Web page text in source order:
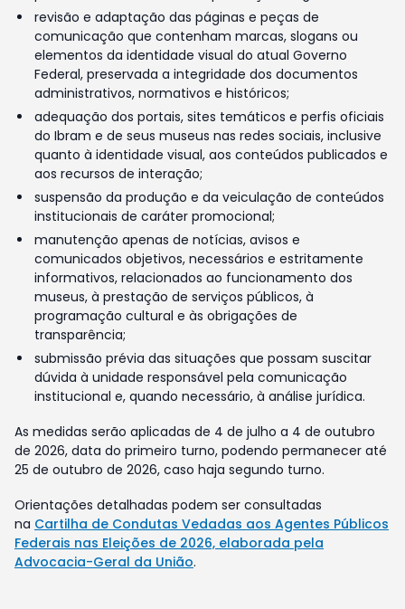
revisão e adaptação das páginas e peças de
comunicação que contenham marcas, slogans ou
elementos da identidade visual do atual Governo
Federal, preservada a integridade dos documentos
administrativos, normativos e históricos;
adequação dos portais, sites temáticos e perfis oficiais
do Ibram e de seus museus nas redes sociais, inclusive
quanto à identidade visual, aos conteúdos publicados e
aos recursos de interação;
suspensão da produção e da veiculação de conteúdos
institucionais de caráter promocional;
manutenção apenas de notícias, avisos e
comunicados objetivos, necessários e estritamente
informativos, relacionados ao funcionamento dos
museus, à prestação de serviços públicos, à
programação cultural e às obrigações de
transparência;
submissão prévia das situações que possam suscitar
dúvida à unidade responsável pela comunicação
institucional e, quando necessário, à análise jurídica.
As medidas serão aplicadas de 4 de julho a 4 de outubro
de 2026, data do primeiro turno, podendo permanecer até
25 de outubro de 2026, caso haja segundo turno.
Orientações detalhadas podem ser consultadas
na Cartilha de Condutas Vedadas aos Agentes Públicos
Federais nas Eleições de 2026, elaborada pela
Advocacia-Geral da União.